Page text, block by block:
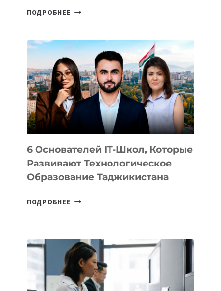
ПОДРОБНЕЕ СТАЛИ
ВНЕШНЕГО
ВИДА
НОВОГО
УСТРОЙСТВА
ОТ
OPENAI
6 Основателей IT-Школ, Которые
Развивают Технологическое
Образование Таджикистана
ПОДРОБНЕЕ
КОТОРЫЕ
РАЗВИВАЮТ
ТЕХНОЛОГИЧЕСКОЕ
ОБРАЗОВАНИЕ